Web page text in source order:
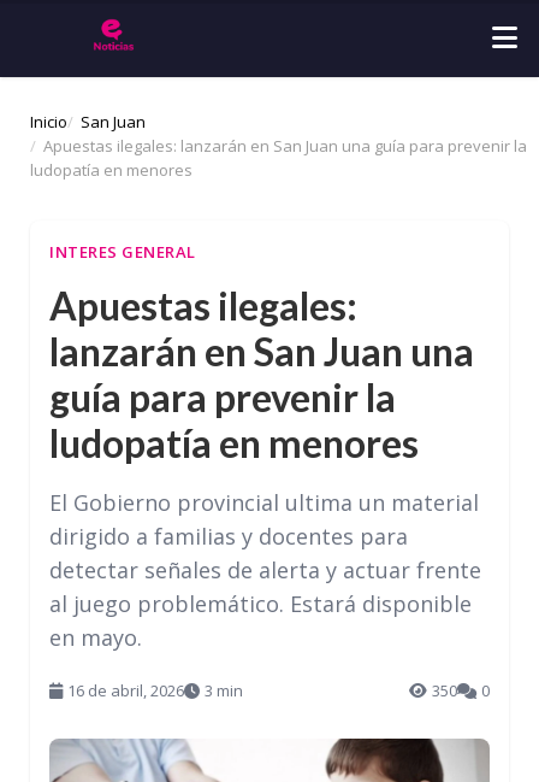
Inicio
San Juan
Apuestas ilegales: lanzarán en San Juan una guía para prevenir la
ludopatía en menores
INTERES GENERAL
Apuestas ilegales:
lanzarán en San Juan una
guía para prevenir la
ludopatía en menores
El Gobierno provincial ultima un material
dirigido a familias y docentes para
detectar señales de alerta y actuar frente
al juego problemático. Estará disponible
en mayo.
16 de abril, 2026 3 min 350 0